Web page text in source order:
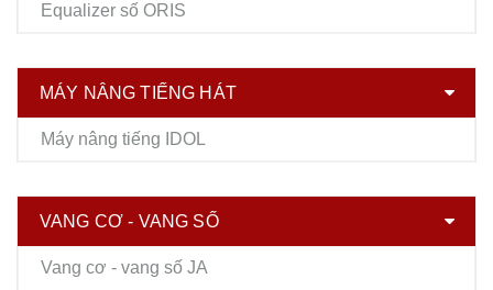
Equalizer số ORIS
MÁY NÂNG TIẾNG HÁT
Máy nâng tiếng IDOL
VANG CƠ - VANG SỐ
Vang cơ - vang số JA